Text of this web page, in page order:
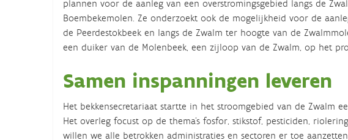
plannen voor de aanleg van een overstromingsgebied langs de
Boembekemolen. Ze onder­zoekt ook de mogelijkheid voor de
de Peerdestokbeek en langs de Zwalm ter hoogte van de
een duiker van de Molenbeek, een zijloop van de Zwalm, op het
Samen inspanningen leveren
Het bekkensecre­tariaat startte in het stroomgebied van de Zwalm
Het overleg focust op de thema's fosfor, stikstof, pesticiden,
willen we alle betrokken administraties en sectoren er toe